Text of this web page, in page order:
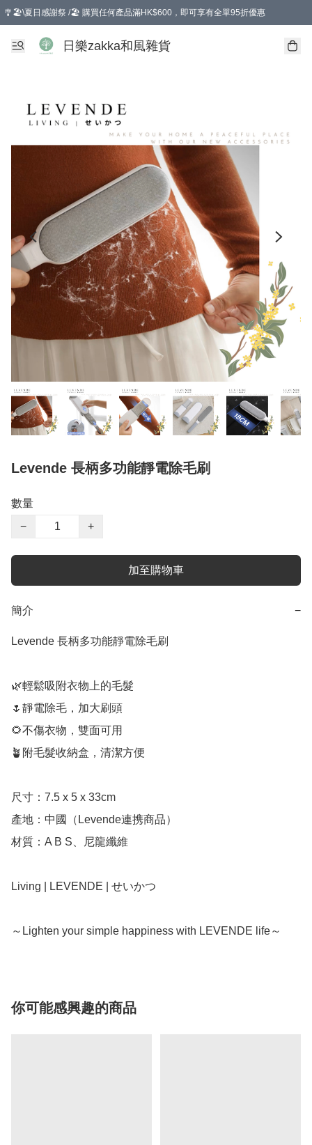
🎐🏖️\夏日感謝祭 /🏖️ 購買任何產品滿HK$600，即可享有全單95折優惠
選擇GoGoX住宅/工商地址配送，單一訂單消費購物滿HK$680(折扣後），可享有
日樂zakka和風雜貨
Levende 長柄多功能靜電除毛刷
數量
−
+
加至購物車
簡介 −
Levende 長柄多功能靜電除毛刷
🌿輕鬆吸附衣物上的毛髮
🌷靜電除毛，加大刷頭
🌻不傷衣物，雙面可用
🪴附毛髮收納盒，清潔方便
尺寸：7.5 x 5 x 33cm
產地：中國（Levende連携商品）
材質：A B S、尼龍纖維
Living | LEVENDE | せいかつ
你可能感興趣的商品